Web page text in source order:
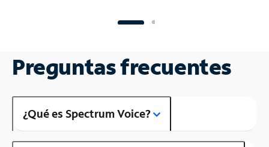
Preguntas frecuentes
¿Qué es Spectrum Voice?